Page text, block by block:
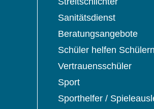
Sanitätsdienst
Beratungsangebote
Schüler helfen Schülern
Vertrauensschüler
Sport
Sporthelfer /